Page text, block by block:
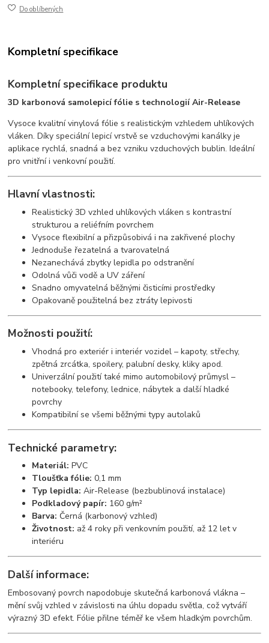
Do oblíbených
Kompletní specifikace
Kompletní specifikace produktu
3D karbonová samolepicí fólie s technologií Air-Release
Vysoce kvalitní vinylová fólie s realistickým vzhledem uhlíkových
vláken. Díky speciální lepicí vrstvě se vzduchovými kanálky je
aplikace rychlá, snadná a bez vzniku vzduchových bublin. Ideální
pro vnitřní i venkovní použití.
Hlavní vlastnosti:
Realistický 3D vzhled uhlíkových vláken s kontrastní
strukturou a reliéfním povrchem
Vysoce flexibilní a přizpůsobivá i na zakřivené plochy
Jednoduše řezatelná a tvarovatelná
Nezanechává zbytky lepidla po odstranění
Odolná vůči vodě a UV záření
Snadno omyvatelná běžnými čisticími prostředky
Opakovaně použitelná bez ztráty lepivosti
Možnosti použití:
Vhodná pro exteriér i interiér vozidel – kapoty, střechy,
zpětná zrcátka, spoilery, palubní desky, kliky apod.
Univerzální použití také mimo automobilový průmysl –
notebooky, telefony, lednice, nábytek a další hladké
povrchy
Kompatibilní se všemi běžnými typy autolaků
Technické parametry:
Materiál: PVC
Tloušťka fólie: 0,1 mm
Typ lepidla: Air-Release (bezbublinová instalace)
Podkladový papír: 160 g/m²
Barva: Černá (karbonový vzhled)
Životnost: až 4 roky při venkovním použití, až 12 let v
interiéru
Další informace:
Embosovaný povrch napodobuje skutečná karbonová vlákna –
mění svůj vzhled v závislosti na úhlu dopadu světla, což vytváří
výrazný 3D efekt. Fólie přilne téměř ke všem hladkým povrchům.